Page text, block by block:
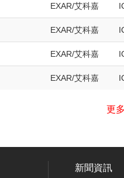
EXAR/艾科嘉
EXAR/艾科嘉
EXAR/艾科嘉
EXAR/艾科嘉
更
新聞資訊